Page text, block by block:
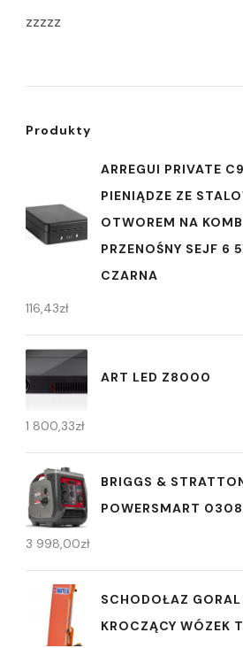
zzzzz
Produkty
ARREGUI PRIVATE
PIENIĄDZE ZE
OTWOREM NA
PRZENOŚNY SEJF 6
CZARNA
116,43zł
ART LED Z8000
1 800,33zł
BRIGGS &
POWERSMART
3 998,00zł
SCHODOŁAZ
KROCZĄCY WÓZEK